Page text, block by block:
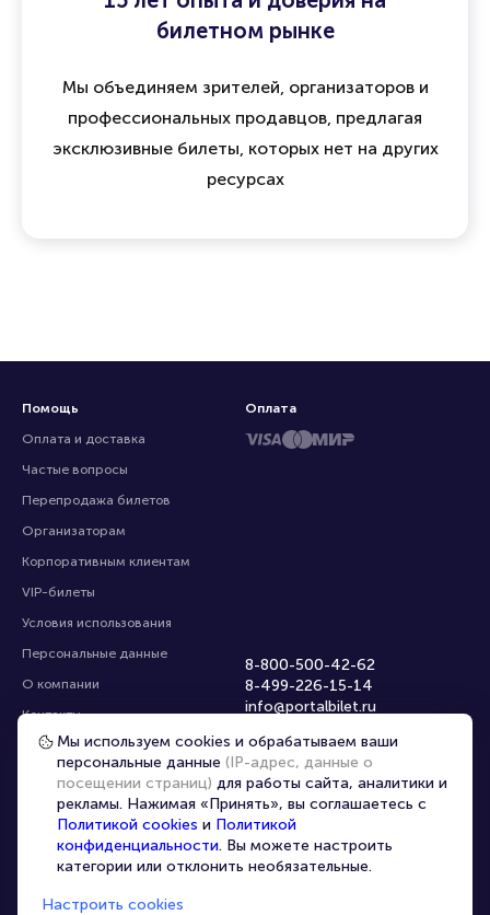
билетном рынке
Мы объединяем зрителей, организаторов и
профессиональных продавцов, предлагая
эксклюзивные билеты, которых нет на других
ресурсах
Помощь
Оплата и доставка
Частые вопросы
Перепродажа билетов
Организаторам
Корпоративным клиентам
VIP-билеты
Условия использования
Персональные данные
О компании
Контакты
Карта сайта
8-800-500-42-62
8-499-226-15-14
info@portalbilet.ru
звонок бесплатный
Все площадки
Оплата
Главная | Череповец
Мы используем cookies и обрабатываем ваши
персональные данные (IP-адрес, данные о
посещении страниц) для работы сайта, аналитики и
рекламы. Нажимая «Принять», вы соглашаетесь с
Политикой cookies и Политикой
конфиденциальности. Вы можете настроить
категории или отклонить необязательные.
Настроить cookies